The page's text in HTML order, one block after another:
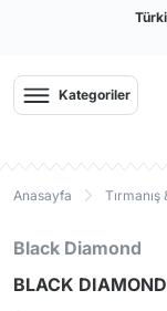
Kategoriler
Anasayfa Tırmanış
Black Diamond
BLACK